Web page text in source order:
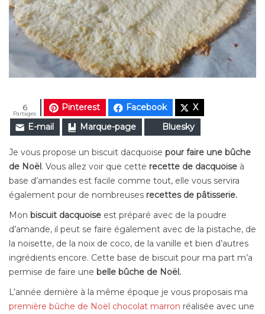
Pinterest Facebook
X
E-mail
Marque-page Bluesky
Partages
6
Je vous propose un biscuit dacquoise pour faire une bûche
de Noël. Vous allez voir que cette recette de dacquoise à
base d’amandes est facile comme tout, elle vous servira
également pour de nombreuses recettes de pâtisserie.
Mon biscuit dacquoise est préparé avec de la poudre
d’amande, il peut se faire également avec de la pistache, de
la noisette, de la noix de coco, de la vanille et bien d’autres
ingrédients encore. Cette base de biscuit pour ma part m’a
permise de faire une belle bûche de Noël.
L’année dernière à la même époque je vous proposais ma
première bûche de Noël chocolat marron réalisée avec une